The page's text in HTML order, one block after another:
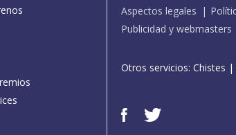
Aspectos legales
Publicidad y webmasters
Otros servicios: Chistes |